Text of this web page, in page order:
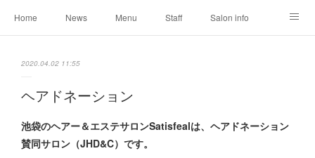
Home News Menu Staff Salon info
2020.04.02 11:55
ヘアドネーション
池袋のヘアー＆エステサロンSatisfealは、ヘアドネーション
賛同サロン（JHD&C）です。